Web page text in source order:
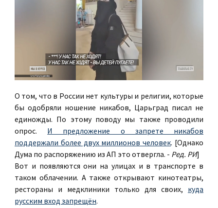
О том, что в России нет культуры и религии, которые
бы одобряли ношение никабов, Царьград писал не
единожды. По этому поводу мы также проводили
опрос. И предложение о запрете никабов
поддержали более двух миллионов человек. [Однако
Дума по распоряжению из АП это отвергла. - Ред. РИ]
Вот и появляются они на улицах и в транспорте в
таком облачении. А также открывают кинотеатры,
рестораны и медклиники только для своих, куда
русским вход запрещён.